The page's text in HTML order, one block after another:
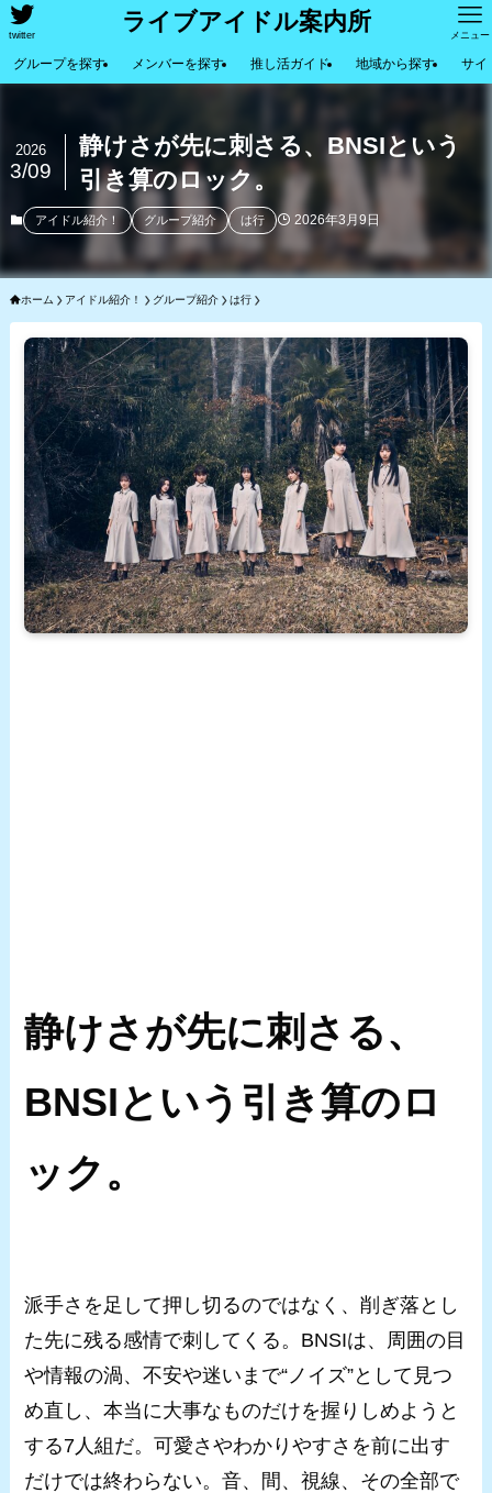
ライブアイドル案内所
twitter メニュー
グループを探す メンバーを探す 推し活ガイド 地域から探す サイ
静けさが先に刺さる、BNSIという
引き算のロック。
2026
3/09
アイドル紹介！ グループ紹介 は行 2026年3月9日
ホーム アイドル紹介！ グループ紹介 は行
静けさが先に刺さる、
BNSIという引き算のロ
ック。
派手さを足して押し切るのではなく、削ぎ落とし
た先に残る感情で刺してくる。BNSIは、周囲の目
や情報の渦、不安や迷いまで“ノイズ”として見つ
め直し、本当に大事なものだけを握りしめようと
する7人組だ。可愛さやわかりやすさを前に出す
だけでは終わらない。音、間、視線、その全部で